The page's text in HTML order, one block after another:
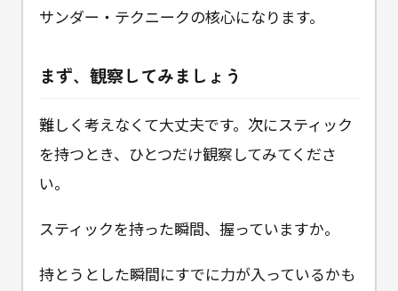
サンダー・テクニークの核心になります。
まず、観察してみましょう
難しく考えなくて大丈夫です。次にスティック
を持つとき、ひとつだけ観察してみてくださ
い。
スティックを持った瞬間、握っていますか。
持とうとした瞬間にすでに力が入っているかも